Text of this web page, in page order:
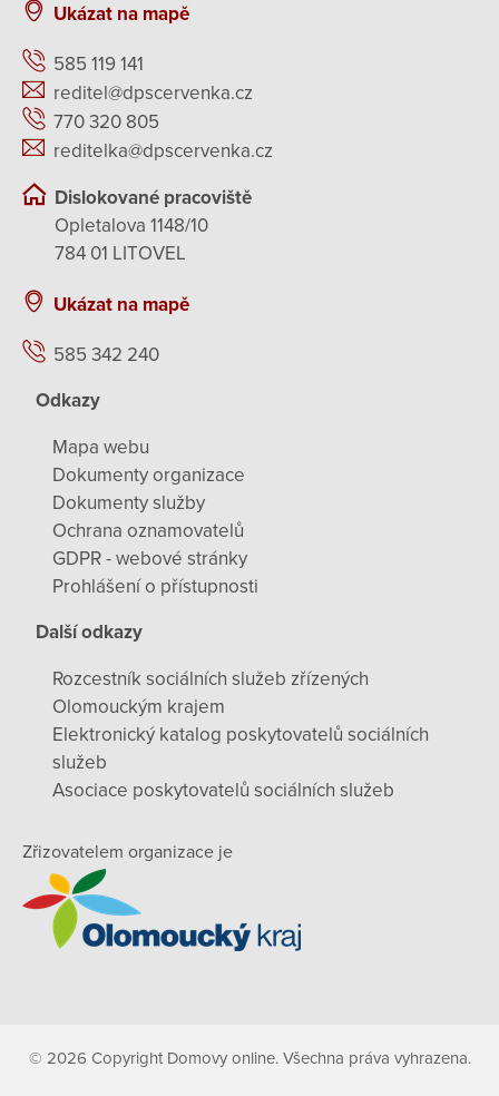
Ukázat na mapě
585 119 141
reditel@dpscervenka.cz
770 320 805
reditelka@dpscervenka.cz
Dislokované pracoviště
Opletalova 1148/10
784 01 LITOVEL
Ukázat na mapě
585 342 240
Odkazy
Mapa webu
Dokumenty organizace
Dokumenty služby
Ochrana oznamovatelů
GDPR - webové stránky
Prohlášení o přístupnosti
Další odkazy
Rozcestník sociálních služeb zřízených
Olomouckým krajem
Elektronický katalog poskytovatelů sociálních
služeb
Asociace poskytovatelů sociálních služeb
Zřizovatelem organizace je
© 2026 Copyright Domovy online. Všechna práva vyhrazena.